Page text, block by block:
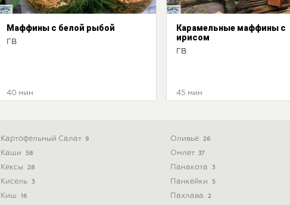
Маффины с белой рыбой
ГВ
40 мин
Карамельные маффины с
ирисом
ГВ
45 мин
Картофельный Салат 9
Каши 58
Кексы 28
Кисель 3
Киш 16
Оливье 26
Омлет 37
Панакота 3
Панкейки 5
Пахлава 2